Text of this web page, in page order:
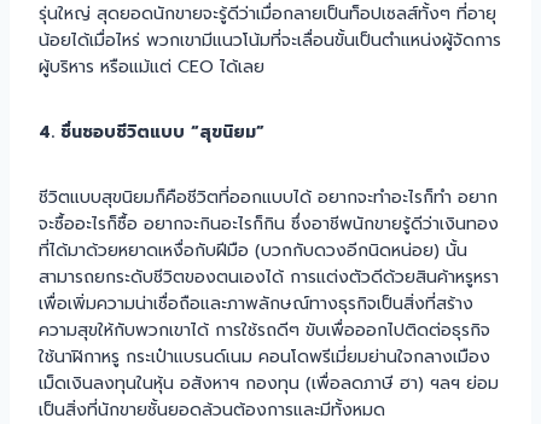
รุ่นใหญ่ สุดยอดนักขายจะรู้ดีว่าเมื่อกลายเป็นท็อปเซลส์ทั้งๆ ที่อายุ
น้อยได้เมื่อไหร่ พวกเขามีแนวโน้มที่จะเลื่อนขั้นเป็นตำแหน่งผู้จัดการ
ผู้บริหาร หรือแม้แต่ CEO ได้เลย
4. ชื่นชอบชีวิตแบบ “สุขนิยม”
ชีวิตแบบสุขนิยมก็คือชีวิตที่ออกแบบได้ อยากจะทำอะไรก็ทำ อยาก
จะซื้ออะไรก็ซื้อ อยากจะกินอะไรก็กิน ซึ่งอาชีพนักขายรู้ดีว่าเงินทอง
ที่ได้มาด้วยหยาดเหงื่อกับฝีมือ (บวกกับดวงอีกนิดหน่อย) นั้น
สามารถยกระดับชีวิตของตนเองได้ การแต่งตัวดีด้วยสินค้าหรูหรา
เพื่อเพิ่มความน่าเชื่อถือและภาพลักษณ์ทางธุรกิจเป็นสิ่งที่สร้าง
ความสุขให้กับพวกเขาได้ การใช้รถดีๆ ขับเพื่อออกไปติดต่อธุรกิจ
ใช้นาฬิกาหรู กระเป๋าแบรนด์เนม คอนโดพรีเมี่ยมย่านใจกลางเมือง
เม็ดเงินลงทุนในหุ้น อสังหาฯ กองทุน (เพื่อลดภาษี ฮา) ฯลฯ ย่อม
เป็นสิ่งที่นักขายชั้นยอดล้วนต้องการและมีทั้งหมด